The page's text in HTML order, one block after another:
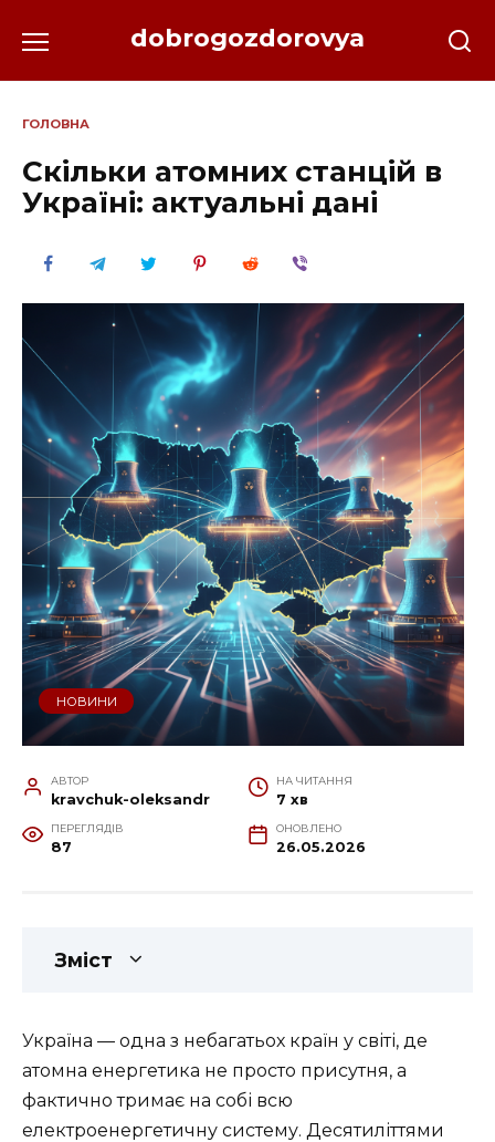
до
dobrogozdorovya
ГОЛОВНА
Скільки атомних станцій в
Україні: актуальні дані
НОВИНИ
АВТОР
kravchuk-oleksandr
НА ЧИТАННЯ
7 хв
ПЕРЕГЛЯДІВ
87
ОНОВЛЕНО
26.05.2026
Зміст
Україна — одна з небагатьох країн у світі, де
атомна енергетика не просто присутня, а
фактично тримає на собі всю
електроенергетичну систему. Десятиліттями